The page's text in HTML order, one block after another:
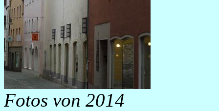
Fotos von 2014